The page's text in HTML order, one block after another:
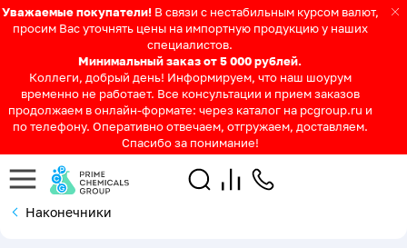
Уважаемые покупатели! В связи с нестабильным курсом валют,
просим Вас уточнять цены на импортную продукцию у наших
специалистов.
Минимальный заказ от 5 000 рублей.
Коллеги, добрый день! Информируем, что наш шоурум
временно не работает. Все консультации и прием заказов
продолжаем в онлайн-формате: через каталог на pcgroup.ru и
по телефону. Оперативно отвечаем, отгружаем, доставляем.
Спасибо за понимание!
Наконечники